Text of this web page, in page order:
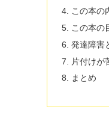
この本の
この本の
発達障害
片付けが
まとめ